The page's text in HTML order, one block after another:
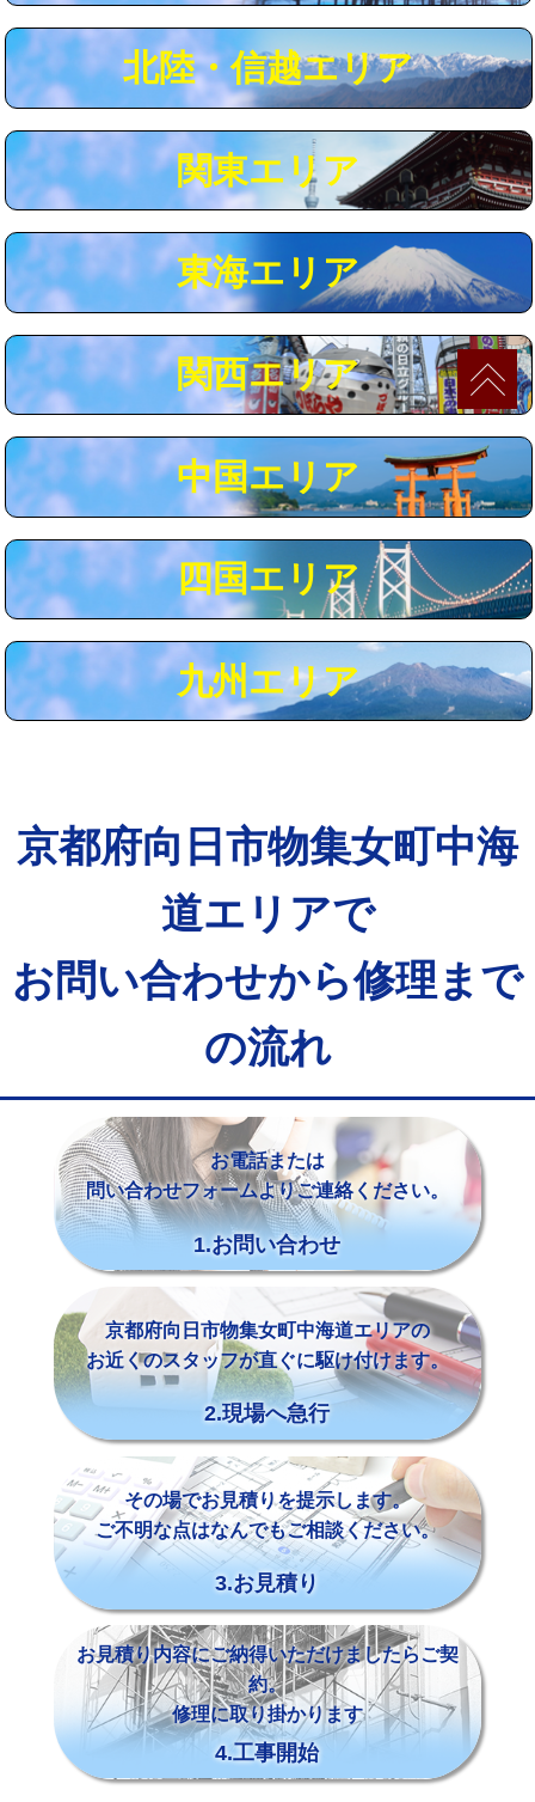
給水管工事※（ライニング鋼管・銅
管・ポリ管・HT管使用/3ｍ超え)
+8,800円
マス交換（土の掘削・埋め戻し作業） 11,000円~
マス交換（深さ50㎝未満） 55,000円
マス交換（深さ50㎝以上） 66,000円
コンクリート斫り（厚さ10㎝まで） 27,500円
コンクリート斫り（厚さ10㎝超え） 38,500円
モルタル補修（厚さ10㎝まで） 27,500円
追加人工 16,500円
※給水管工事は20mmまでの価格です。
北陸・信越エリア
関東エリア
東海エリア
関西エリア
中国エリア
四国エリア
九州エリア
京都府向日市物集女町中海
道エリアで
お問い合わせから修理まで
の流れ
お電話または
問い合わせフォームよりご連絡ください。
1.お問い合わせ
京都府向日市物集女町中海道エリアの
お近くのスタッフが直ぐに駆け付けます。
2.現場へ急行
その場でお見積りを提示します。
ご不明な点はなんでもご相談ください。
3.お見積り
お見積り内容にご納得いただけましたらご契
約。
修理に取り掛かります
4.工事開始